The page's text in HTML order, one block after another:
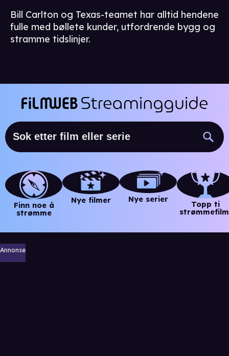
Bill Carlton og Texas-teamet har alltid hendene
fulle med bøllete kunder, utfordrende bygg og
stramme tidslinjer.
Finn noe å
strømme
Nye filmer Nye serier
Topp ti
Annonse